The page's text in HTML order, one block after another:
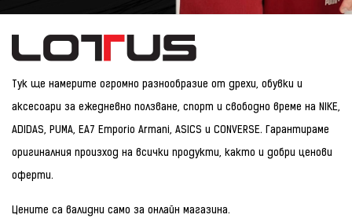
Тук ще намерите огромно разнообразие от дрехи, обувки и
аксесоари за ежедневно ползване, спорт и свободно време на NIKE,
ADIDAS, PUMA, EA7 Emporio Armani, ASICS и CONVERSE. Гарантираме
оригиналния произход на всички продукти, както и добри ценови
оферти.
Цените са валидни само за онлайн магазина.